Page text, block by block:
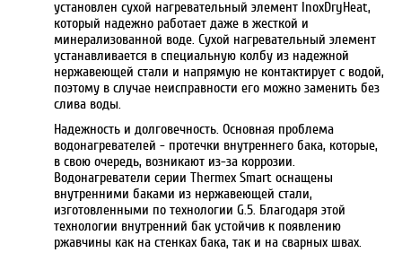
установлен сухой нагревательный элемент InoxDryHeat,
который надежно работает даже в жесткой и
минерализованной воде. Сухой нагревательный элемент
устанавливается в специальную колбу из надежной
нержавеющей стали и напрямую не контактирует с водой,
поэтому в случае неисправности его можно заменить без
слива воды.
Надежность и долговечность. Основная проблема
водонагревателей - протечки внутреннего бака, которые,
в свою очередь, возникают из-за коррозии.
Водонагреватели серии Thermex Smart оснащены
внутренними баками из нержавеющей стали,
изготовленными по технологии G.5. Благодаря этой
технологии внутренний бак устойчив к появлению
ржавчины как на стенках бака, так и на сварных швах.